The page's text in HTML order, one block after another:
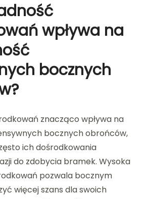
wpływa na
bocznych
znacząco wpływa na
bocznych obrońców,
ich dośrodkowania
do zdobycia bramek. Wysoka
pozwala bocznym
więcej szans dla swoich